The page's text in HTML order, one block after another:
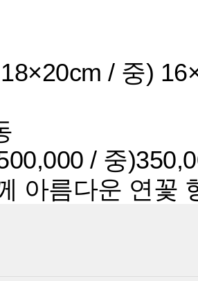
/ 중)
/ 중
아름다운 연꽃